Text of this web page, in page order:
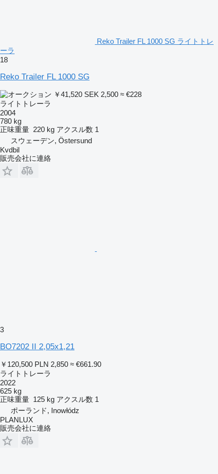
Reko Trailer FL 1000 SG ライトトレ
ーラ
18
Reko Trailer FL 1000 SG
￥41,520 SEK 2,500 ≈ €228
ライトトレーラ
2004
780 kg
正味重量 220 kg アクスル数 1
スウェーデン, Östersund
Kvdbil
販売会社に連絡
3
BO7202 II 2,05x1,21
￥120,500 PLN 2,850 ≈ €661.90
ライトトレーラ
2022
625 kg
正味重量 125 kg アクスル数 1
ポーランド, Inowłódz
PLANLUX
販売会社に連絡